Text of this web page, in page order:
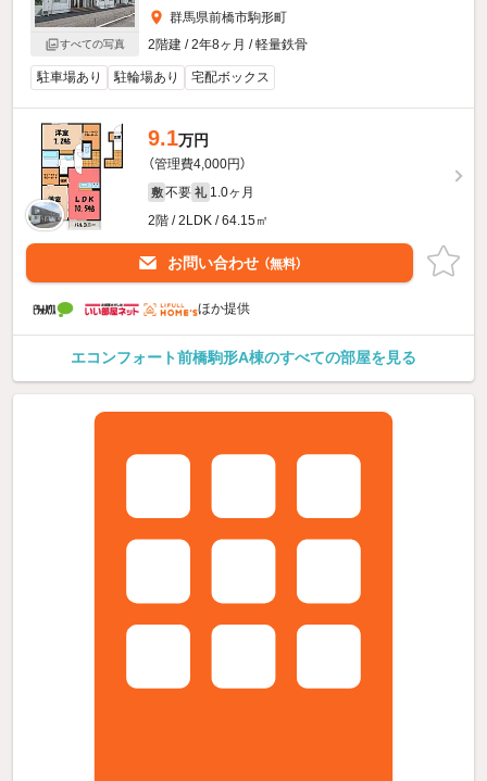
すべての写真
群馬県前橋市駒形町
2階建 / 2年8ヶ月 / 軽量鉄骨
駐車場あり 駐輪場あり 宅配ボックス
9.1万円
（管理費4,000円）
敷 不要 礼 1.0ヶ月
2階 / 2LDK / 64.15㎡
お問い合わせ （無料）
ほか提供
エコンフォート前橋駒形A棟のすべての部屋を見る